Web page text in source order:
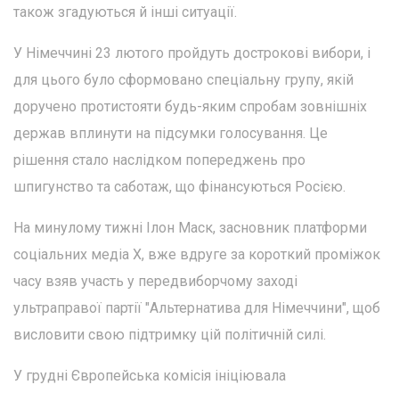
також згадуються й інші ситуації.
У Німеччині 23 лютого пройдуть дострокові вибори, і
для цього було сформовано спеціальну групу, якій
доручено протистояти будь-яким спробам зовнішніх
держав вплинути на підсумки голосування. Це
рішення стало наслідком попереджень про
шпигунство та саботаж, що фінансуються Росією.
На минулому тижні Ілон Маск, засновник платформи
соціальних медіа X, вже вдруге за короткий проміжок
часу взяв участь у передвиборчому заході
ультраправої партії "Альтернатива для Німеччини", щоб
висловити свою підтримку цій політичній силі.
У грудні Європейська комісія ініціювала